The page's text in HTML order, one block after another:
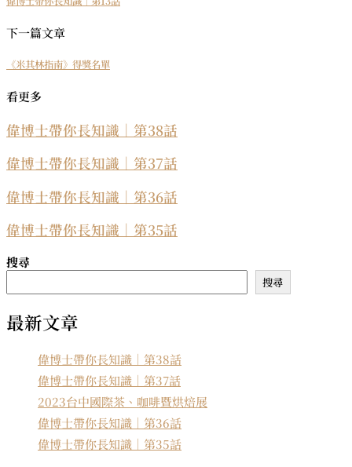
下一篇文章
《米其林指南》得獎名單
看更多
偉博士帶你長知識｜第38話
偉博士帶你長知識｜第37話
偉博士帶你長知識｜第36話
偉博士帶你長知識｜第35話
搜尋
搜尋
最新文章
偉博士帶你長知識｜第38話
偉博士帶你長知識｜第37話
2023台中國際茶、咖啡暨烘焙展
偉博士帶你長知識｜第36話
偉博士帶你長知識｜第35話